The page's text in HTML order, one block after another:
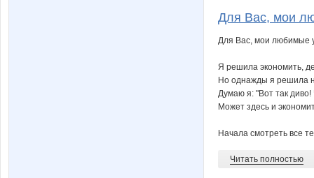
Для Вас, мои
Для Вас, мои любимые
Я решила экономить,
Но однажды я решила
Думаю я: "Вот так диво!
Может здесь и
Начала смотреть все
Читать полностью